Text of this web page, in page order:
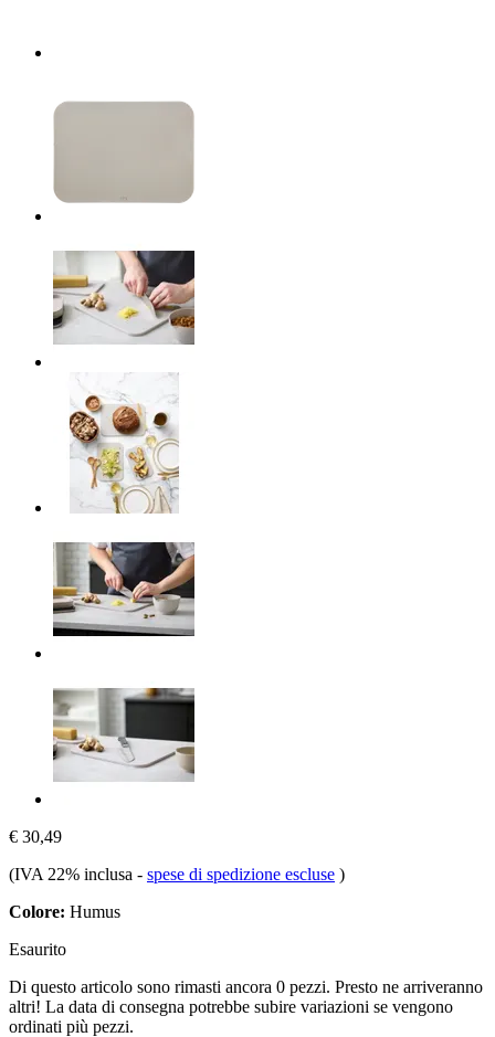
€ 30,49
(IVA 22% inclusa - spese di spedizione escluse )
Colore: Humus
Esaurito
Di questo articolo sono rimasti ancora 0 pezzi. Presto ne arriveranno
altri! La data di consegna potrebbe subire variazioni se vengono
ordinati più pezzi.